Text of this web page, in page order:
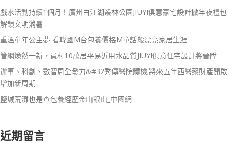
戲水活動持續1個月！廣州白江湖叢林公園JIUYI俱意豪宅設計撒年夜禮包
解鎖文明消暑
重溫童年公主夢 看韓國M台包養價格M童話般漂亮家居生涯
管網煥然一新，員村10萬居平易近用水品質JIUYI俱意住宅設計將晉陞
辦事、科創、數智周全發力&#32秀傳醫院體檢;將來五年西醫藥財產開啟
增加新周期
鹽堿荒灘也是查包養經歷金山銀山_中國網
近期留言